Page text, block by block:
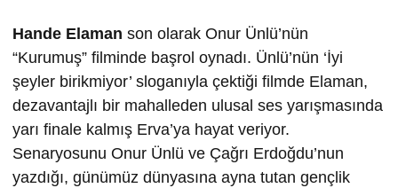
Hande Elaman son olarak Onur Ünlü’nün
“Kurumuş” filminde başrol oynadı. Ünlü’nün ‘İyi
şeyler birikmiyor’ sloganıyla çektiği filmde Elaman,
dezavantajlı bir mahalleden ulusal ses yarışmasında
yarı finale kalmış Erva’ya hayat veriyor.
Senaryosunu Onur Ünlü ve Çağrı Erdoğdu’nun
yazdığı, günümüz dünyasına ayna tutan gençlik